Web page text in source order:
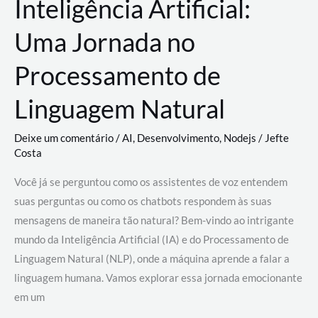
Inteligência Artificial:
Uma Jornada no
Processamento de
Linguagem Natural
Deixe um comentário/AI, Desenvolvimento, Nodejs / Jefte
Costa
Você já se perguntou como os assistentes de voz entendem
suas perguntas ou como os chatbots respondem às suas
mensagens de maneira tão natural? Bem-vindo ao intrigante
mundo da Inteligência Artificial (IA) e do Processamento de
Linguagem Natural (NLP), onde a máquina aprende a falar a
linguagem humana. Vamos explorar essa jornada emocionante
em um